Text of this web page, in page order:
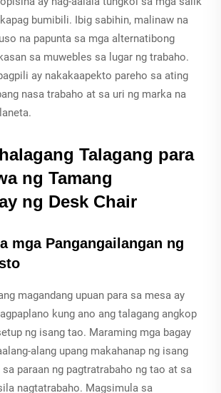
bumibili. Ibig sabihin, malinaw na
na papunta sa mga alternatibong
sa muwebles sa lugar ng trabaho.
ay nakakaapekto pareho sa ating
nasa trabaho at sa uri ng marka na
Talagang para
ng Tamang
ng Desk Chair
mga Pangangailangan ng
magandang upuan para sa mesa ay
kung ano ang talagang angkop
ng isang tao. Maraming mga bagay
alang upang makahanap ng isang
sa paraan ng pagtratrabaho ng tao at sa
nagtatrabaho. Magsimula sa